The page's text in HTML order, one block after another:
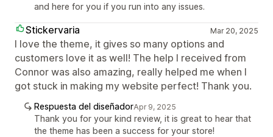
and here for you if you run into any issues.
Stickervaria Mar 20, 2025
I love the theme, it gives so many options and
customers love it as well! The help I received from
Connor was also amazing, really helped me when I
got stuck in making my website perfect! Thank you.
Respuesta del diseñadorApr 9, 2025
Thank you for your kind review, it is great to hear that
the theme has been a success for your store!